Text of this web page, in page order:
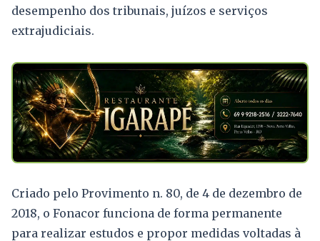
desempenho dos tribunais, juízos e serviços
extrajudiciais.
Criado pelo Provimento n. 80, de 4 de dezembro de
2018, o Fonacor funciona de forma permanente
para realizar estudos e propor medidas voltadas à